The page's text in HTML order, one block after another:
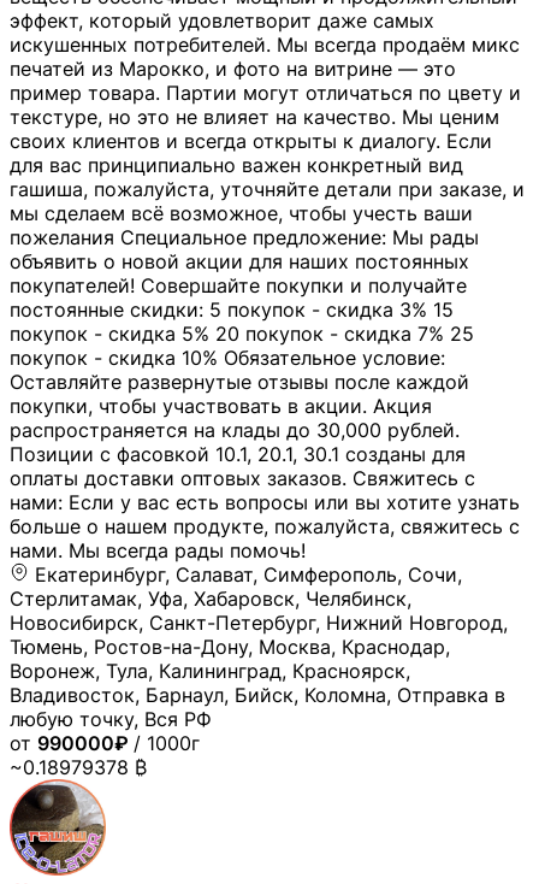
эффект, который удовлетворит даже самых
искушенных потребителей. Мы всегда продаём микс
печатей из Марокко, и фото на витрине — это
пример товара. Партии могут отличаться по цвету и
текстуре, но это не влияет на качество. Мы ценим
своих клиентов и всегда открыты к диалогу. Если
для вас принципиально важен конкретный вид
гашиша, пожалуйста, уточняйте детали при заказе, и
мы сделаем всё возможное, чтобы учесть ваши
пожелания Специальное предложение: Мы рады
объявить о новой акции для наших постоянных
покупателей! Совершайте покупки и получайте
постоянные скидки: 5 покупок - скидка 3% 15
покупок - скидка 5% 20 покупок - скидка 7% 25
покупок - скидка 10% Обязательное условие:
Оставляйте развернутые отзывы после каждой
покупки, чтобы участвовать в акции. Акция
распространяется на клады до 30,000 рублей.
Позиции с фасовкой 10.1, 20.1, 30.1 созданы для
оплаты доставки оптовых заказов. Свяжитесь с
нами: Если у вас есть вопросы или вы хотите узнать
больше о нашем продукте, пожалуйста, свяжитесь с
нами. Мы всегда рады помочь!
Екатеринбург, Салават, Симферополь, Сочи,
Стерлитамак, Уфа, Хабаровск, Челябинск,
Новосибирск, Санкт-Петербург, Нижний Новгород,
Тюмень, Ростов-на-Дону, Москва, Краснодар,
Воронеж, Тула, Калининград, Красноярск,
Владивосток, Барнаул, Бийск, Коломна, Отправка в
любую точку, Вся РФ
от 990000₽ / 1000г
~0.18979378 ₿